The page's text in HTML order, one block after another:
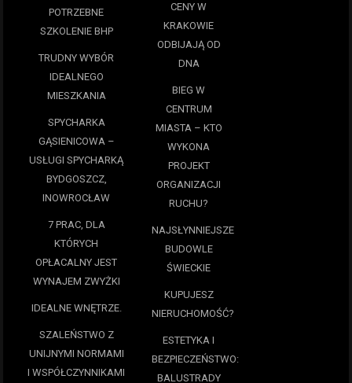
POTRZEBNE
SZKOLENIE BHP
TRUDNY WYBÓR
IDEALNEGO
MIESZKANIA
SPYCHARKA
GĄSIENICOWA –
USŁUGI SPYCHARKĄ
BYDGOSZCZ,
INOWROCŁAW
7 PRAC, DLA
KTÓRYCH
OPŁACALNY JEST
WYNAJEM ZWYŻKI
IDEALNE WNĘTRZE.
SZALEŃSTWO Z
UNIJNYMI NORMAMI
I WSPÓŁCZYNNIKAMI
CENY W
KRAKOWIE
ODBIJAJĄ OD
DNA
BIEG W
CENTRUM
MIASTA – KTO
WYKONA
PROJEKT
ORGANIZACJI
RUCHU?
NAJSŁYNNIEJSZE
BUDOWLE
ŚWIECKIE
KUPUJESZ
NIERUCHOMOŚĆ?
ESTETYKA I
BEZPIECZEŃSTWO:
BALUSTRADY